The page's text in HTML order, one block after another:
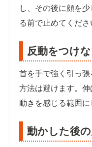
し、その後に顔を
る前で止めてくださ
反動をつけ
首を手で強く引っ
方法は避けます。
動きを感じる範囲に
動かした後